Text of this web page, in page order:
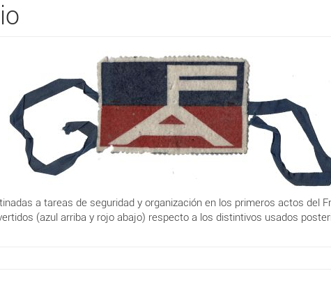
a tareas de seguridad y organización en los primeros actos del
(azul arriba y rojo abajo) respecto a los distintivos usados